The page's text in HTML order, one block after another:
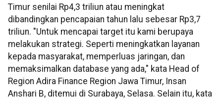
Timur senilai Rp4,3 triliun atau meningkat
dibandingkan pencapaian tahun lalu sebesar Rp3,7
triliun. "Untuk mencapai target itu kami berupaya
melakukan strategi. Seperti meningkatkan layanan
kepada masyarakat, memperluas jaringan, dan
memaksimalkan database yang ada," kata Head of
Region Adira Finance Region Jawa Timur, Insan
Anshari B, ditemui di Surabaya, Selasa. Selain itu, kata